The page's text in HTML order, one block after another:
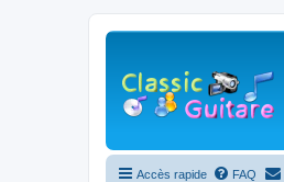
Accès rapide FAQ